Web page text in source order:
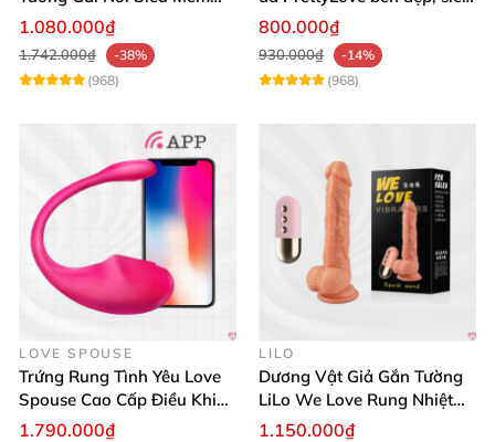
Thoải Mái Mua Ngay
1.080.000₫
1.742.000₫
-38%
(968)
mềm mại
800.000₫
930.000₫
-14%
(968)
LOVE SPOUSE
Trứng Rung Tình Yêu Love
Spouse Cao Cấp Điều Khiển
App Đỉnh Cao
1.790.000₫
LILO
Dương Vật Giả Gắn Tường
LiLo We Love Rung Nhiệt
Thăng Hoa
1.150.000₫